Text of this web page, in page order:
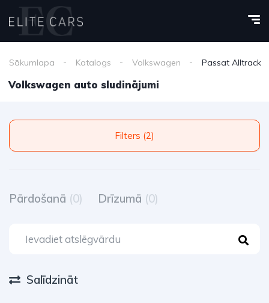
Sākumlapa Katalogs Volkswagen Passat Alltrack
Volkswagen auto sludinājumi
Filters (2)
Pārdošanā (0) Drīzumā (0)
Salīdzināt